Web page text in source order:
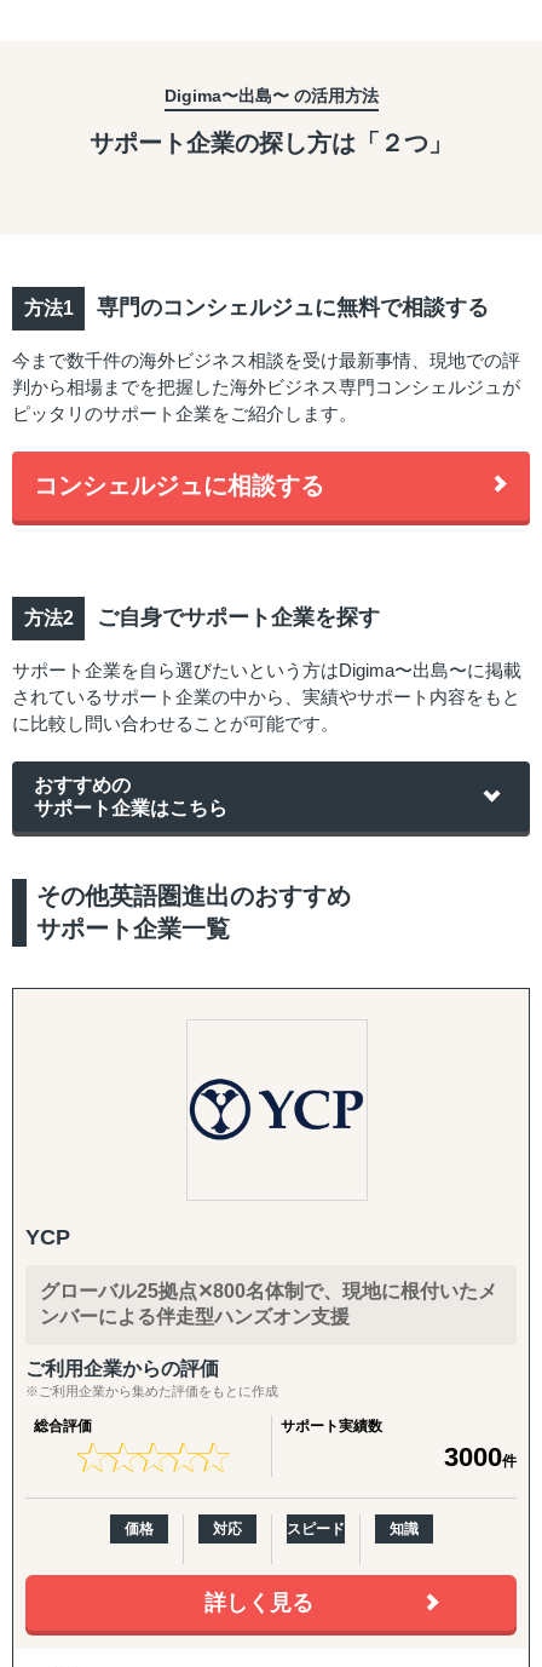
Digima〜出島〜 の活用方法
サポート企業の探し方は「２つ」
専門のコンシェルジュに無料で相談する
今まで数千件の海外ビジネス相談を受け最新事情、現地での評
判から相場までを把握した海外ビジネス専門コンシェルジュが
ピッタリのサポート企業をご紹介します。
コンシェルジュに相談する
ご自身でサポート企業を探す
サポート企業を自ら選びたいという方はDigima〜出島〜に掲載
されているサポート企業の中から、実績やサポート内容をもと
に比較し問い合わせることが可能です。
おすすめの
サポート企業はこちら
その他英語圏進出のおすすめ
サポート企業一覧
YCP
グローバル25拠点✕800名体制で、現地に根付いたメ
ンバーによる伴走型ハンズオン支援
ご利用企業からの評価
※ご利用企業から集めた評価をもとに作成
総合評価
★★★★★
★★★★★
サポート実績数
3000件
価格 対応 スピード 知識
詳しく見る